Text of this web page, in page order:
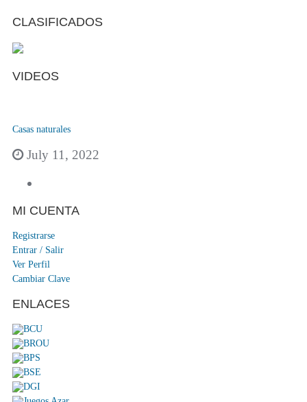
CLASIFICADOS
VIDEOS
Casas naturales
July 11, 2022
MI CUENTA
Registrarse
Entrar / Salir
Ver Perfil
Cambiar Clave
ENLACES